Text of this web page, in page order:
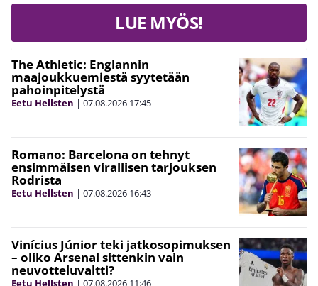
LUE MYÖS!
The Athletic: Englannin
maajoukkuemiestä syytetään
pahoinpitelystä
Eetu Hellsten | 07.08.2026 17:45
Romano: Barcelona on tehnyt
ensimmäisen virallisen tarjouksen
Rodrista
Eetu Hellsten | 07.08.2026 16:43
Vinícius Júnior teki jatkosopimuksen
– oliko Arsenal sittenkin vain
neuvotteluvaltti?
Eetu Hellsten | 07.08.2026 11:46